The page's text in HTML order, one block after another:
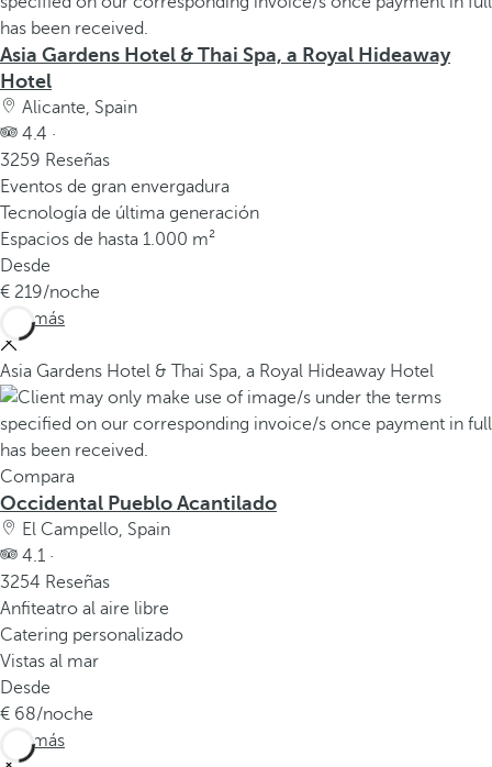
Asia Gardens Hotel & Thai Spa, a Royal Hideaway
Hotel
Alicante, Spain
4.4 ·
3259 Reseñas
Eventos de gran envergadura
Tecnología de última generación
Espacios de hasta 1.000 m²
Desde
219/noche
Ver más
Asia Gardens Hotel & Thai Spa, a Royal Hideaway Hotel
Compara
Occidental Pueblo Acantilado
El Campello, Spain
4.1 ·
3254 Reseñas
Anfiteatro al aire libre
Catering personalizado
Vistas al mar
Desde
68/noche
Ver más